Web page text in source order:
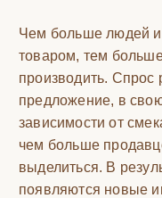
Чем больше людей
товаром, тем
производить. Спрос
предложение, в
зависимости от
чем больше
выделиться. В
появляются новые